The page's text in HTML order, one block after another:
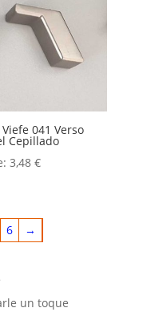
Viefe 041 Verso
Cepillado
3,48€
6 →
un toque